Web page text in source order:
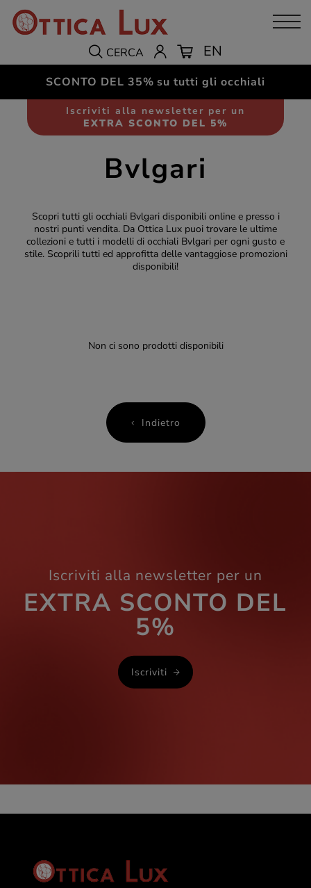
CERCA EN
SCONTO DEL 35% su tutti gli occhiali
Iscriviti alla newsletter per un
EXTRA SCONTO DEL 5%
Bvlgari
Scopri tutti gli occhiali Bvlgari disponibili online e presso i
nostri punti vendita. Da Ottica Lux puoi trovare le ultime
collezioni e tutti i modelli di occhiali Bvlgari per ogni gusto e
stile. Scoprili tutti ed approfitta delle vantaggiose promozioni
disponibili!
Non ci sono prodotti disponibili
Indietro
Iscriviti alla newsletter per un
EXTRA SCONTO DEL
5%
Iscriviti